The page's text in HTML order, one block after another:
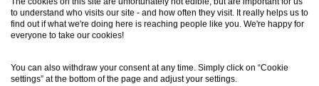
to understand who visits our site - and how often they visit. It really helps us to
find out if what we're doing here is reaching people like you. We're happy for
everyone to take our cookies!
You can also withdraw your consent at any time. Simply click on “Cookie
settings” at the bottom of the page and adjust your settings.